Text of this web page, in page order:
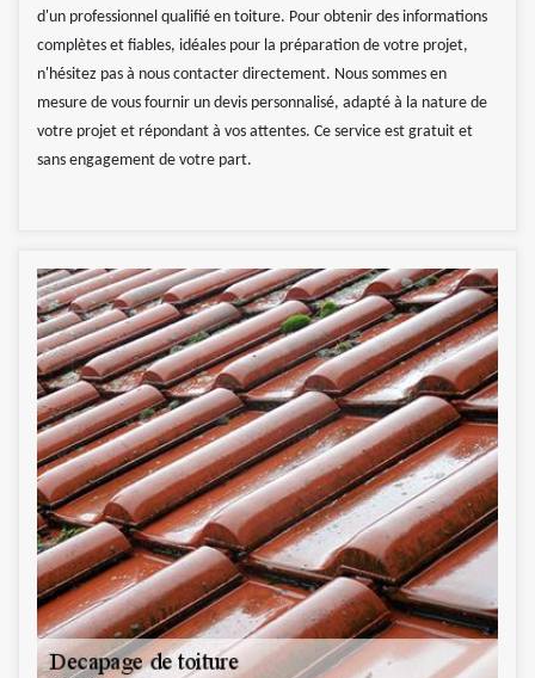
d'un professionnel qualifié en toiture. Pour obtenir des informations
complètes et fiables, idéales pour la préparation de votre projet,
n'hésitez pas à nous contacter directement. Nous sommes en
mesure de vous fournir un devis personnalisé, adapté à la nature de
votre projet et répondant à vos attentes. Ce service est gratuit et
sans engagement de votre part.